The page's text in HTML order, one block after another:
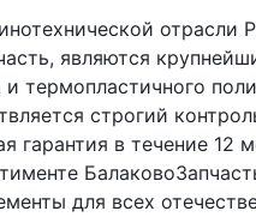
отрасли
являются
термопластичного
строгий
гарантия в течение 12
для всех